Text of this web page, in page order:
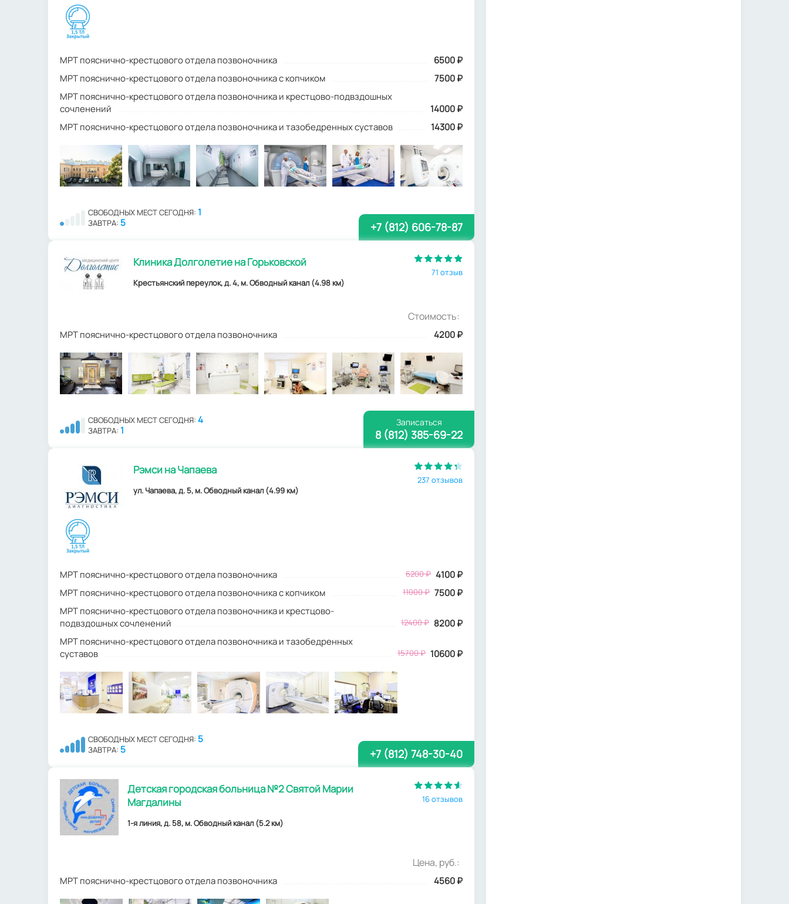
МРТ пояснично-крестцового отдела позвоночника 6500₽
МРТ пояснично-крестцового отдела позвоночника с копчиком
7500 ₽
МРТ пояснично-крестцового отдела позвоночника и крестцово-подвздошных
сочленений
14000 ₽
МРТ пояснично-крестцового отдела позвоночника и тазобедренных суставов
14300 ₽
СВОБОДНЫХ МЕСТ СЕГОДНЯ: 1
ЗАВТРА: 5 +7 (812) 606-78-87
Клиника Долголетие на Горьковской
Крестьянский переулок, д. 4, м. Обводный канал (4.98 км)
71 отзыв
Стоимость:
МРТ пояснично-крестцового отдела позвоночника 4200₽
СВОБОДНЫХ МЕСТ СЕГОДНЯ: 4
ЗАВТРА: 1
Записаться
8 (812) 385-69-22
Рэмси на Чапаева
ул. Чапаева, д. 5, м. Обводный канал (4.99 км)
237 отзывов
МРТ пояснично-крестцового отдела позвоночника 6200₽ 4100₽
МРТ пояснично-крестцового отдела позвоночника с копчиком
11000 ₽ 7500 ₽
МРТ пояснично-крестцового отдела позвоночника и крестцово-
подвздошных сочленений
12400 ₽ 8200 ₽
МРТ пояснично-крестцового отдела позвоночника и тазобедренных
суставов
15700 ₽ 10600 ₽
СВОБОДНЫХ МЕСТ СЕГОДНЯ: 5
ЗАВТРА: 5 +7 (812) 748-30-40
Детская городская больница №2 Святой Марии
Магдалины
1-я линия, д. 58, м. Обводный канал (5.2 км)
16 отзывов
Цена, руб.:
МРТ пояснично-крестцового отдела позвоночника 4560₽